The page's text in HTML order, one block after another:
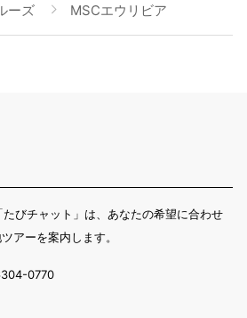
ーズ MSCエウリビア
びチャット」は、あなたの希望に合わせ
アーを案内します。
0770